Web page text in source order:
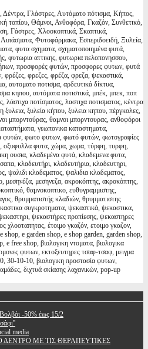
Γλάστρες, Αυτόματο πότισμα, Κήπος,
τοπίου, Θάμνοι, Ανθοφόρα, Γκαζόν, Συνθετικό,
Γάστρες, Χλοοκοπτικά, Σκαπτικά,
Φυτοφάρμακα, Εσπεριδοειδή, Ξυλεία,
φυτα σχηματα, σχηματοποιημένα φυτά,
φυτωρια αττικης, φυτωρια πελοπονησσου,
προσφορές φυτών, προσφορες φυτων, φυτά
φρέζες, φρεζες, φρέζα, φρεζα, ψεκαστικά,
αυτοματο ποτισμα, αρδευτικά δίκτυα,
κηπου, αυτόματα ποτιστικά, μπέκ, μπεκ, ποπ
λάστιχα ποτίσματος, λαστιχα ποτισματος, κέντρα
ξυλεια, ξυλεία κήπου, ξυλεια κηπου, πέργκολες,
μπορντούρας, θαμνοι μπορντουρας, ανθοφόροι
γεωπονικα καταστηματα,
φυτών, φωτο φυτων, φωτό φυτών, φωτογραφίες
οξυφυλλα φυτα, χώμα, χωμα, τύρφη, τυρφη,
ουσια, κλαδεμένα φυτά, κλαδεμενα φυτα,
κλαδευτήρι, κλαδευτήρια, κλαδευτηρι,
ψαλιδι κλαδεματος, ψαλιδια κλαδεματος,
μεσηνέζα, μεσηνεζα, ακροκόπτης, ακροκόπτης,
θαμνοκοπτικο, ευθυγραμμιστης,
θρυμματιστής κλαδιών, θρυμματιστης
συγκροτηματα, ψεκαστικά, ψεκαστικα,
ψεκαστήρες προπίεσης, ψεκαστηρες
χλοοταπητας, έτοιμο γκαζόν, ετοιμο γκαζον,
shop, e garden shop, e shop garden, garden shop,
free shop, βιολογικη ντοματα, βιολογικα
φυτων, εκτοξευτηρες τσαφ-τσαφ, μειγμα
30-10-10, βιολογικη προστασία φυτων,
διχτυά σκίασης λαχανικών, pop-up
-50% έως 15/2
media
ΜΕ ΤΙΣ ΘΕΡΑΠΕΥΤΙΚΕΣ